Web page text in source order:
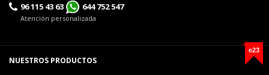
96 115 43 63 644 752 547
Atención personalizada
e23
NUESTROS PRODUCTOS